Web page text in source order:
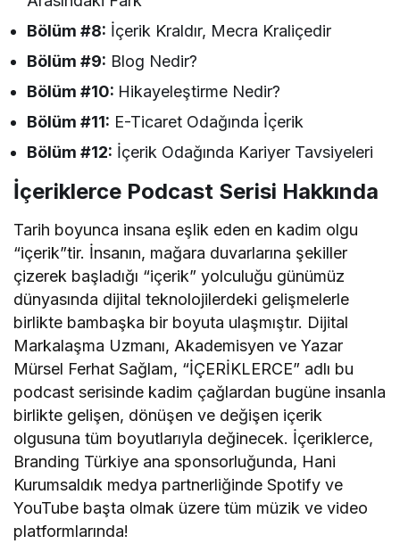
Bölüm #8: İçerik Kraldır, Mecra Kraliçedir
Bölüm #9: Blog Nedir?
Bölüm #10: Hikayeleştirme Nedir?
Bölüm #11: E-Ticaret Odağında İçerik
Bölüm #12: İçerik Odağında Kariyer Tavsiyeleri
İçeriklerce Podcast Serisi Hakkında
Tarih boyunca insana eşlik eden en kadim olgu
“içerik”tir. İnsanın, mağara duvarlarına şekiller
çizerek başladığı “içerik” yolculuğu günümüz
dünyasında dijital teknolojilerdeki gelişmelerle
birlikte bambaşka bir boyuta ulaşmıştır. Dijital
Markalaşma Uzmanı, Akademisyen ve Yazar
Mürsel Ferhat Sağlam, “İÇERİKLERCE” adlı bu
podcast serisinde kadim çağlardan bugüne insanla
birlikte gelişen, dönüşen ve değişen içerik
olgusuna tüm boyutlarıyla değinecek. İçeriklerce,
Branding Türkiye ana sponsorluğunda, Hani
Kurumsaldık medya partnerliğinde Spotify ve
YouTube başta olmak üzere tüm müzik ve video
platformlarında!